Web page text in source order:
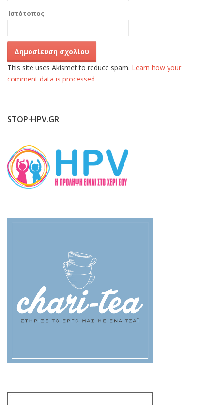
Ιστότοπος
This site uses Akismet to reduce spam. Learn how your
comment data is processed.
STOP-HPV.GR